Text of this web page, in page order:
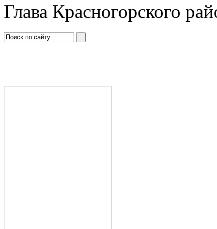
Глава Красногорского